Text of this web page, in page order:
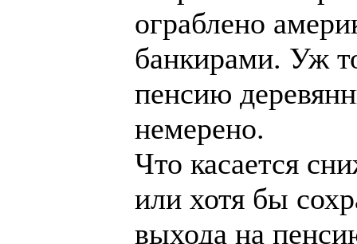
ограблено
банкирами. Уж
пенсию
немерено.
Что касается
или хотя бы
выхода на